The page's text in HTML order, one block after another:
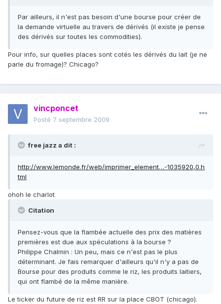
Par ailleurs, il n'est pas besoin d'une bourse pour créer de
la demande virtuelle au travers de dérivés (il existe je pense
des dérivés sur toutes les commodities).
Pour info, sur quelles places sont cotés les dérivés du lait (je ne
parle du fromage)? Chicago?
vincponcet
Posté 7 septembre 2009
free jazz a dit :
http://www.lemonde.fr/web/imprimer_element…-1035920,0.h
tml
ohoh le charlot
Citation
Pensez-vous que la flambée actuelle des prix des matières
premières est due aux spéculations à la bourse ?
Philippe Chalmin : Un peu, mais ce n'est pas le plus
déterminant. Je fais remarquer d'ailleurs qu'il n'y a pas de
Bourse pour des produits comme le riz, les produits laitiers,
qui ont flambé de la même manière.
Le ticker du future de riz est RR sur la place CBOT (chicago).